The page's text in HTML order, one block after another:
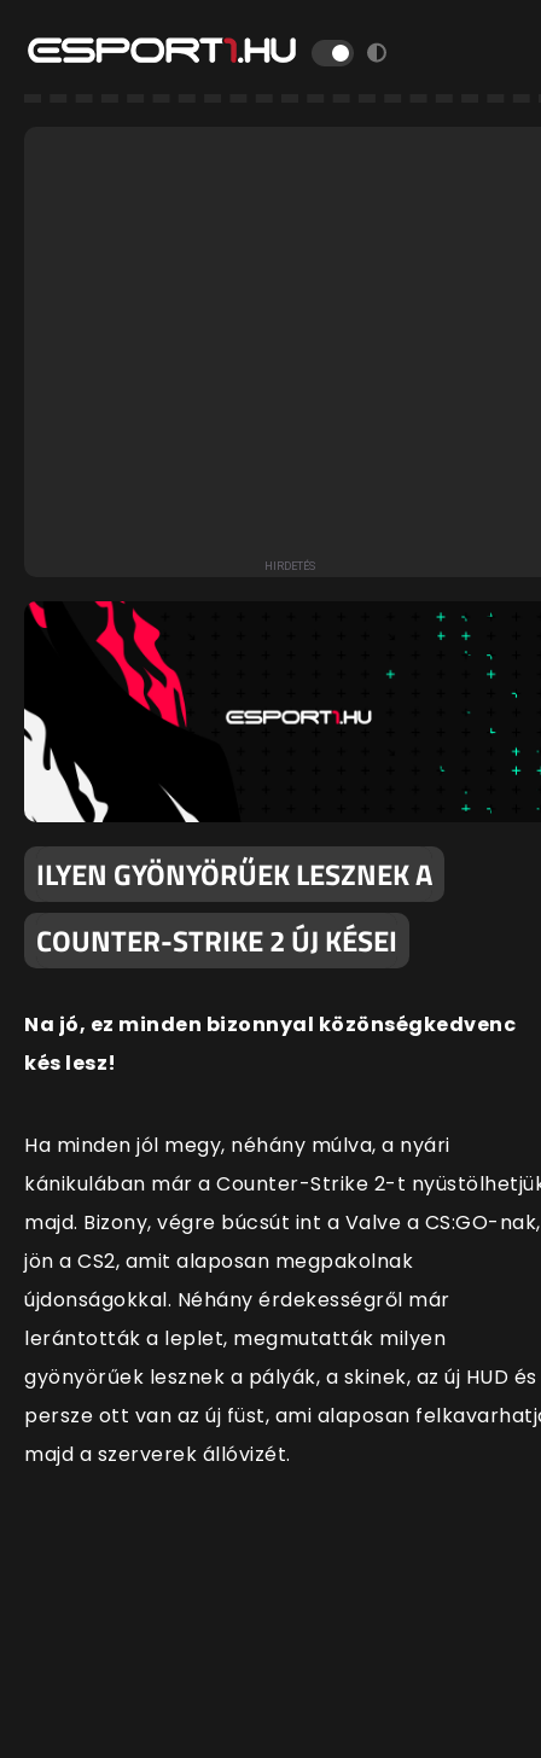
ILYEN GYÖNYÖRŰEK LESZNEK A
COUNTER-STRIKE 2 ÚJ KÉSEI
Na jó, ez minden bizonnyal közönségkedvenc
kés lesz!
Ha minden jól megy, néhány múlva, a nyári
kánikulában már a Counter-Strike 2-t
majd. Bizony, végre búcsút int a Valve a CS:GO-nak,
jön a CS2, amit alaposan megpakolnak
újdonságokkal. Néhány érdekességről már
lerántották a leplet, megmutatták milyen
gyönyörűek lesznek a pályák, a skinek, az új HUD és
persze ott van az új füst, ami alaposan
majd a szerverek állóvizét.